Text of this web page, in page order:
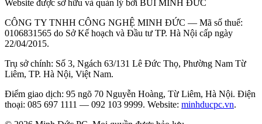
Website được sở hữu và quản lý bởi BÙI MINH ĐỨC
CÔNG TY TNHH CÔNG NGHỆ MINH ĐỨC — Mã số thuế:
0106831565 do Sở Kế hoạch và Đầu tư TP. Hà Nội cấp ngày
22/04/2015.
Trụ sở chính: Số 3, Ngách 63/131 Lê Đức Thọ, Phường Nam Từ
Liêm, TP. Hà Nội, Việt Nam.
Điểm giao dịch: 95 ngõ 70 Nguyễn Hoàng, Từ Liêm, Hà Nội. Điện
thoại: 085 697 1111 — 092 103 9999. Website: minhducpc.vn.